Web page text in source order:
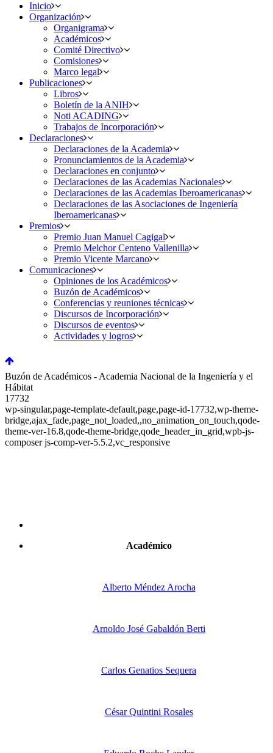
Inicio
Organización
Organigrama
Académicos
Comité Directivo
Comisiones
Marco legal
Publicaciones
Libros
Boletín de la ANIH
Noti ACADING
Trabajos de Incorporación
Declaraciones
Declaraciones de la Academia
Pronunciamientos de la Academia
Declaraciones en conjunto
Declaraciones de las Academias Nacionales
Declaraciones de las Academias Iberoamericanas
Declaraciones de las Asociaciones de Ingeniería
Iberoamericanas
Premios
Premio Juan Manuel Cagigal
Premio Melchor Centeno Vallenilla
Premio Vicente Marcano
Comunicaciones
Opiniones de los Académicos
Buzón de Académicos
Conferencias y reuniones técnicas
Discursos de Incorporación
Discursos de eventos
Actividades y logros
Buzón de Académicos - Academia Nacional de la Ingeniería y el
Hábitat
17732
wp-singular,page-template-default,page,page-id-17732,wp-theme-
bridge,ajax_fade,page_not_loaded,,no_animation_on_touch,qode-
theme-ver-16.8,qode-theme-bridge,qode_header_in_grid,wpb-js-
composer js-comp-ver-5.5.2,vc_responsive
Académico
Alberto Méndez Arocha
Arnoldo José Gabaldón Berti
Carlos Genatios Sequera
César Quintini Rosales